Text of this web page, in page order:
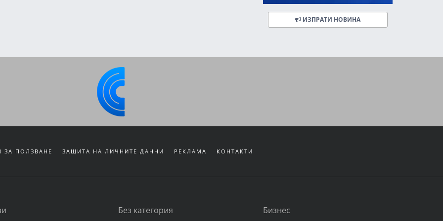
ИЗПРАТИ НОВИНА
ЗА ПОЛЗВАНЕ ЗАЩИТА НА ЛИЧНИТЕ ДАННИ РЕКЛАМА КОНТАКТИ
Без категория Бизнес